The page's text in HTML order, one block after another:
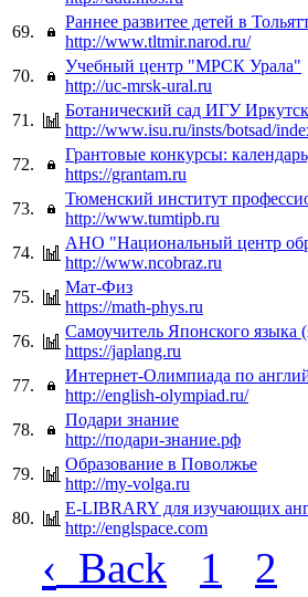
69.
Раннее развитее детей в
http://www.tltmir.narod.ru/
70.
Учебный центр "МРСК Урала"
http://uc-mrsk-ural.ru
71.
Ботанический сад ИГУ
http://www.isu.ru/insts/botsad/
72.
Грантовые конкурсы:
https://grantam.ru
73.
Тюменский институт
http://www.tumtipb.ru
74.
АНО "Национальный центр
http://www.ncobraz.ru
75.
Мат-Физ
https://math-phys.ru
76.
Самоучитель Японского языка
https://japlang.ru
77.
Интернет-Олимпиада по
http://english-olympiad.ru/
78.
Подари знание
http://подари-знание.рф
79.
Образование в Поволжье
http://my-volga.ru
80.
E-LIBRARY для изучающих
http://englspace.com
‹ Back 1 2